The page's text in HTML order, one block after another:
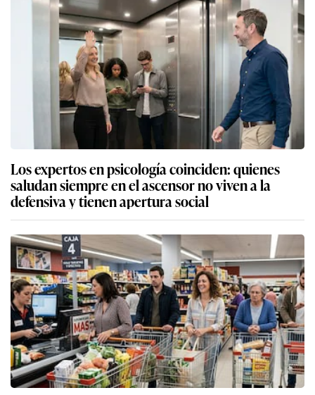
Los expertos en psicología coinciden: quienes
saludan siempre en el ascensor no viven a la
defensiva y tienen apertura social